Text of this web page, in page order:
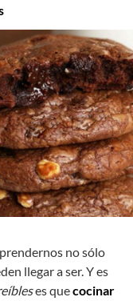
no sólo
llegar a ser. Y es
es quecocinar